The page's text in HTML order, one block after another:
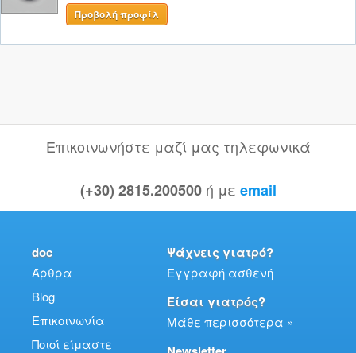
Προβολή προφίλ
Επικοινωνήστε μαζί μας τηλεφωνικά
(+30) 2815.200500 ή με email
doc
Άρθρα
Blog
Επικοινωνία
Ποιοί είμαστε
Ψάχνεις γιατρό?
Εγγραφή ασθενή
Είσαι γιατρός?
Μάθε περισσότερα »